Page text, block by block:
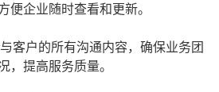
便企业随时查看和更新。
客户的所有沟通内容，确保业务团
，提高服务质量。